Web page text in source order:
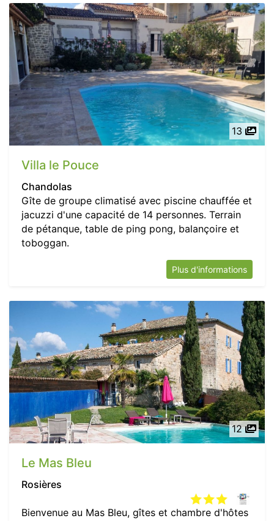
13
Villa le Pouce
Chandolas
Gîte de groupe climatisé avec piscine chauffée et
jacuzzi d'une capacité de 14 personnes. Terrain
de pétanque, table de ping pong, balançoire et
toboggan.
Plus d'informations
12
Le Mas Bleu
Rosières
Bienvenue au Mas Bleu, gîtes et chambre d'hôtes